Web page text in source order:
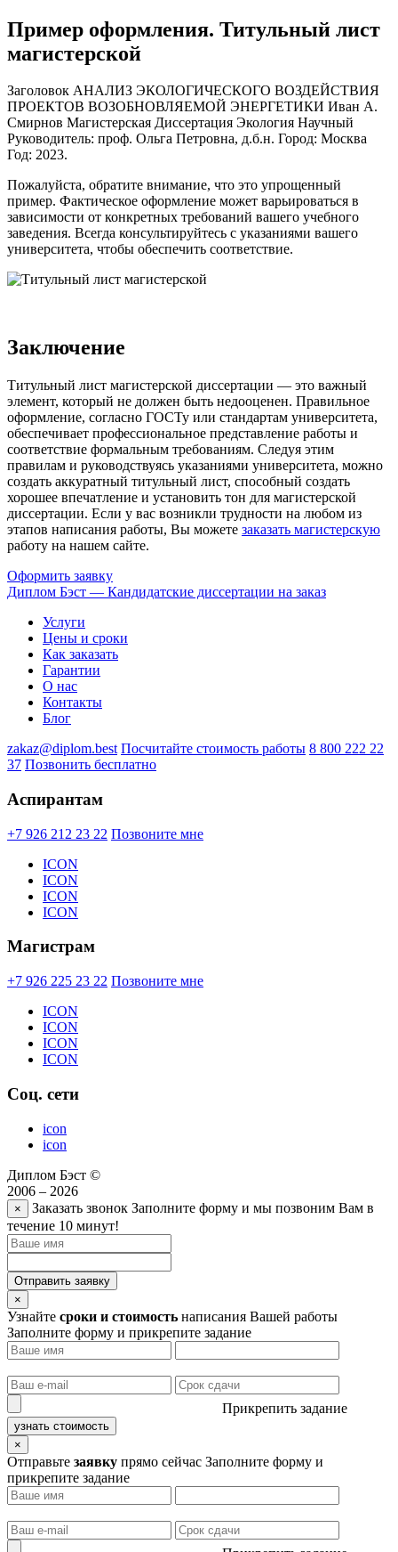
Пример оформления. Титульный лист
магистерской
Заголовок АНАЛИЗ ЭКОЛОГИЧЕСКОГО ВОЗДЕЙСТВИЯ
ПРОЕКТОВ ВОЗОБНОВЛЯЕМОЙ ЭНЕРГЕТИКИ Иван А.
Смирнов Магистерская Диссертация Экология Научный
Руководитель: проф. Ольга Петровна, д.б.н. Город: Москва
Год: 2023.
Пожалуйста, обратите внимание, что это упрощенный
пример. Фактическое оформление может варьироваться в
зависимости от конкретных требований вашего учебного
заведения. Всегда консультируйтесь с указаниями вашего
университета, чтобы обеспечить соответствие.
Заключение
Титульный лист магистерской диссертации — это важный
элемент, который не должен быть недооценен. Правильное
оформление, согласно ГОСТу или стандартам университета,
обеспечивает профессиональное представление работы и
соответствие формальным требованиям. Следуя этим
правилам и руководствуясь указаниями университета, можно
создать аккуратный титульный лист, способный создать
хорошее впечатление и установить тон для магистерской
диссертации. Если у вас возникли трудности на любом из
этапов написания работы, Вы можете заказать магистерскую
работу на нашем сайте.
Оформить заявку
Диплом Бэст — Кандидатские диссертации на заказ
Услуги
Цены и сроки
Как заказать
Гарантии
О нас
Контакты
Блог
zakaz@diplom.best Посчитайте стоимость работы 8 800 222 22
37 Позвонить бесплатно
Аспирантам
+7 926 212 23 22 Позвоните мне
ICON
ICON
ICON
ICON
Магистрам
+7 926 225 23 22 Позвоните мне
ICON
ICON
ICON
ICON
Соц. сети
icon
icon
Диплом Бэст ©
2006 – 2026
× Заказать звонок Заполните форму и мы позвоним Вам в
течение 10 минут!
Отправить заявку
×
Узнайте сроки и стоимость написания Вашей работы
Заполните форму и прикрепите задание
Прикрепить задание
узнать стоимость
×
Отправьте заявку прямо сейчас Заполните форму и
прикрепите задание